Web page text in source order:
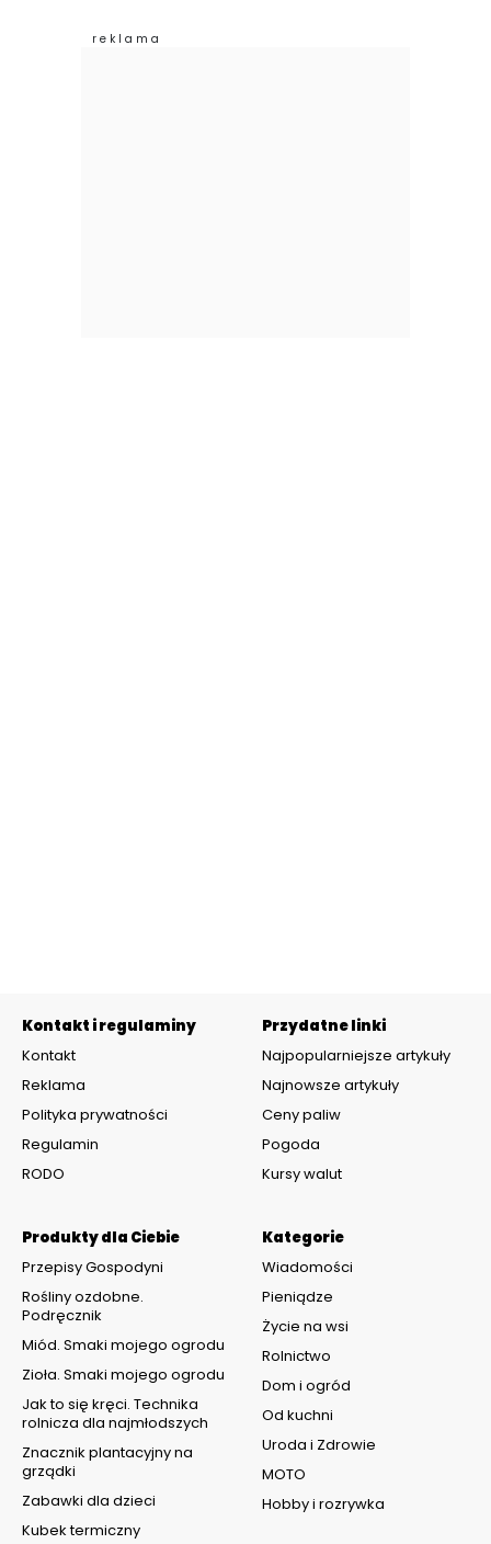
Kontakt i regulaminy
Kontakt
Reklama
Polityka prywatności
Regulamin
RODO
Kategorie
Wiadomości
Pieniądze
Życie na wsi
Rolnictwo
Dom i ogród
Od kuchni
Uroda i Zdrowie
MOTO
Hobby i rozrywka
Produkty dla Ciebie
Przepisy Gospodyni
Rośliny ozdobne.
Podręcznik
Miód. Smaki mojego ogrodu
Zioła. Smaki mojego ogrodu
Jak to się kręci. Technika
rolnicza dla najmłodszych
Znacznik plantacyjny na
grządki
Zabawki dla dzieci
Kubek termiczny
Przydatne linki
Najpopularniejsze artykuły
Najnowsze artykuły
Ceny paliw
Pogoda
Kursy walut